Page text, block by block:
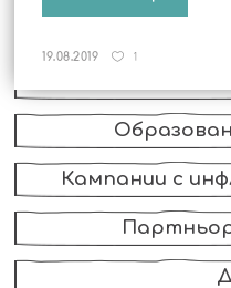
Кампании с
19.08.2019 1